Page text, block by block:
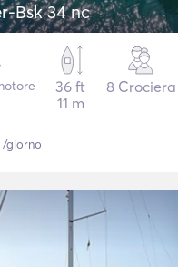
Bsk 34 nc
36 ft
11 m
8 Crociera
/giorno